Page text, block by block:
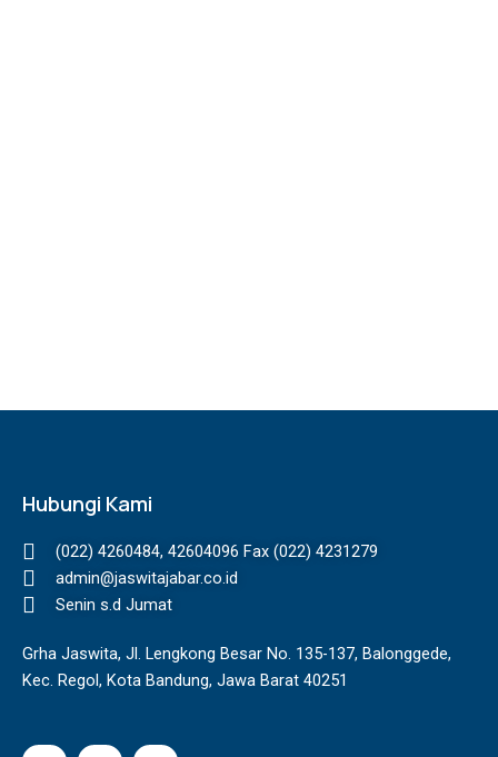
Hubungi Kami
(022) 4260484, 42604096 Fax (022) 4231279
admin@jaswitajabar.co.id
Senin s.d Jumat
Grha Jaswita, Jl. Lengkong Besar No. 135-137, Balonggede,
Kec. Regol, Kota Bandung, Jawa Barat 40251